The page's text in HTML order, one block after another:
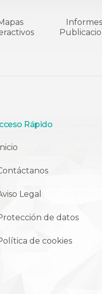
Rápido
Legal
de datos
de cookies